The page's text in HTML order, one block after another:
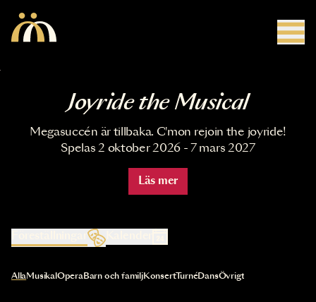
Joyride the Musical
Megasuccén är tillbaka. C'mon rejoin the joyride!
Spelas 2 oktober 2026 - 7 mars 2027
Läs mer
Kalender
Val av kategori uppdaterar innehållet automatiskt
AllaMusikal OperaBarn och familjKonsertTurnéDansÖvrigt